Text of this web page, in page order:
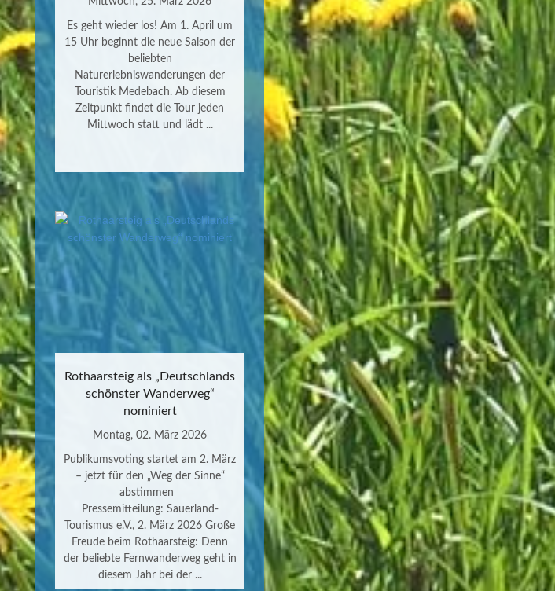
Es geht wieder los! Am 1. April um
15 Uhr beginnt die neue Saison der
beliebten
Naturerlebniswanderungen der
Touristik Medebach. Ab diesem
Zeitpunkt findet die Tour jeden
Mittwoch statt und lädt ...
Rothaarsteig als „Deutschlands
schönster Wanderweg“
nominiert
Montag, 02. März 2026
Publikumsvoting startet am 2. März
– jetzt für den „Weg der Sinne“
abstimmen
Pressemitteilung: Sauerland-
Tourismus e.V., 2. März 2026 Große
Freude beim Rothaarsteig: Denn
der beliebte Fernwanderweg geht in
diesem Jahr bei der ...